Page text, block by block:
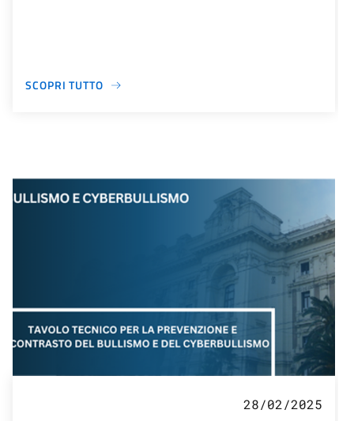
SCOPRI TUTTO
28/02/2025